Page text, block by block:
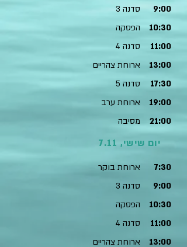
סדנה 3
הפסקה
סדנה 4
ארוחת צהריים
סדנה 5
ארוחת ערב
מסיבה
9:00
10:30
11:00
13:00
17:30
19:00
21:00
יום שישי, 7.11
ארוחת בוקר
סדנה 3
הפסקה
סדנה 4
ארוחת צהריים
7:30
9:00
10:30
11:00
13:00